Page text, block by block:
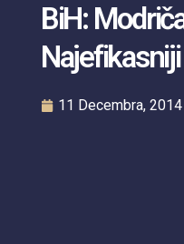
BiH:
Najefikasniji
11 Decembra, 2014